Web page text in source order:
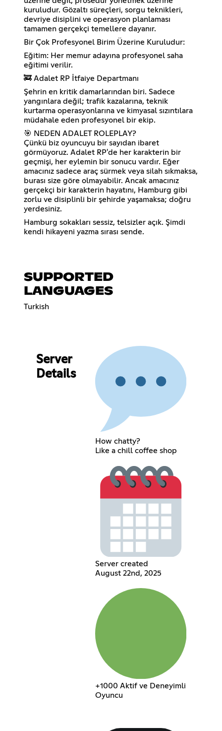
kuruludur. Gözaltı süreçleri, sorgu teknikleri,
devriye disiplini ve operasyon planlaması
tamamen gerçekçi temellere dayanır.
Bir Çok Profesyonel Birim Üzerine Kuruludur:
Eğitim: Her memur adayına profesyonel saha
eğitimi verilir.
🚒 Adalet RP İtfaiye Departmanı
Şehrin en kritik damarlarından biri. Sadece
yangınlara değil; trafik kazalarına, teknik
kurtarma operasyonlarına ve kimyasal sızıntılara
müdahale eden profesyonel bir ekip.
🎯 NEDEN ADALET ROLEPLAY?
Çünkü biz oyuncuyu bir sayıdan ibaret
görmüyoruz. Adalet RP'de her karakterin bir
geçmişi, her eylemin bir sonucu vardır. Eğer
amacınız sadece araç sürmek veya silah sıkmaksa,
burası size göre olmayabilir. Ancak amacınız
gerçekçi bir karakterin hayatını, Hamburg gibi
zorlu ve disiplinli bir şehirde yaşamaksa; doğru
yerdesiniz.
Hamburg sokakları sessiz, telsizler açık. Şimdi
kendi hikayeni yazma sırası sende.
SUPPORTED
LANGUAGES
Turkish
Server
Details
How chatty?
Like a chill coffee shop
Server created
August 22nd, 2025
+1000 Aktif ve Deneyimli
Oyuncu